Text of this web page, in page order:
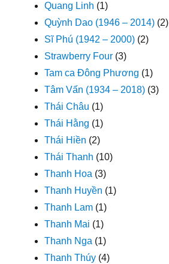
Quang Linh (1)
Quỳnh Dao (1946 – 2014) (2)
Sĩ Phú (1942 – 2000) (2)
Strawberry Four (3)
Tam ca Đông Phương (1)
Tâm Vấn (1934 – 2018) (3)
Thái Châu (1)
Thái Hằng (1)
Thái Hiền (2)
Thái Thanh (10)
Thanh Hoa (3)
Thanh Huyền (1)
Thanh Lam (1)
Thanh Mai (1)
Thanh Nga (1)
Thanh Thúy (4)